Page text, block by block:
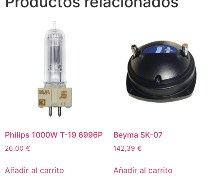
Philips 1000W T-19 6996P
26,00 €
Añadir al carrito
Beyma SK-07
142,39 €
Añadir al carrito